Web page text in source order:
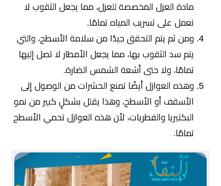
مادة العزل المخصصة للعزل، مما يجعل الثقوب لا
تعمل على تسريب المياه تمامًا.
ومن ثم يتم التحقق جيدًا من سلامة الأسطح، والتي
يتم سد الثقوب بها، مما يجعل الأمطار لا تصل إليها
تمامًا، ولا حتى أشعة الشمس الضارة.
وهذه العوازل أيضًا تمنع الحشرات من الوصول إلى
الأسقف أو الأسطح، وهذا يقلل بشكلٍ كبير من نمو
البكتيريا والفطريات، لأن هذه العوازل تحمي الأسطح
تمامًا.